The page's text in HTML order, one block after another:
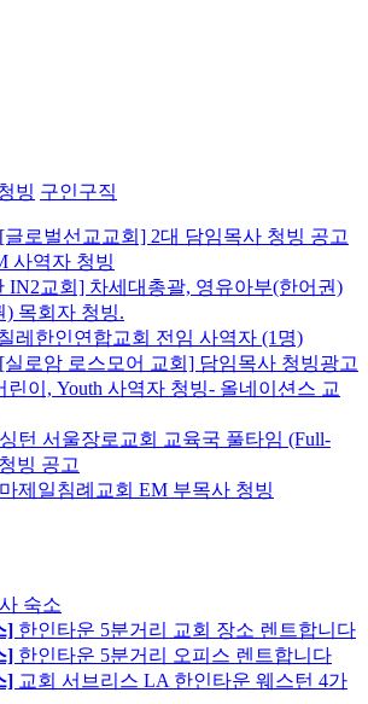
빙 구인구직
[글로벌선교교회] 2대 담임목사 청빙 공고
사역자 청빙
IN2교회] 차세대총괄, 영유아부(한어권)
) 목회자 청빙.
레한인연합교회 전임 사역자 (1명)
[실로암 로스모어 교회] 담임목사 청빙광고
린이, Youth 사역자 청빙- 올네이션스 교
턴 서울장로교회 교육국 풀타임 (Full-
빙 공고
제일침례교회 EM 부목사 청빙
숙소
] 한인타운 5분거리 교회 장소 렌트합니다
] 한인타운 5분거리 오피스 렌트합니다
] 교회 서브리스 LA 한인타운 웨스턴 4가